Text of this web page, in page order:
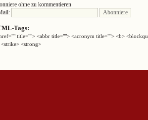
ohne zu kommentieren
Tags:
title=""> <abbr title=""> <acronym title=""> <b>
<strong>